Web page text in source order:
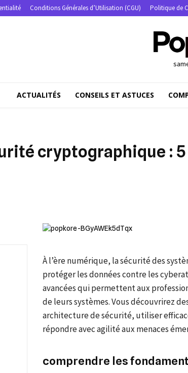
Conditions Générales d’Utilisation (CGU) Politique de
ACTUALITÉS CONSEILS ET ASTUCES
cryptographique :
À l’ère numérique, la sécurité des
protéger les données contre les
avancées qui permettent aux
de leurs systèmes. Vous découvrirez
architecture de sécurité, utiliser
répondre avec agilité aux menaces
comprendre les